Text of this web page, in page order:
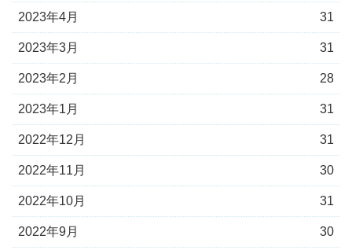
2023年4月 31
2023年3月 31
2023年2月 28
2023年1月 31
2022年12月 31
2022年11月 30
2022年10月 31
2022年9月 30